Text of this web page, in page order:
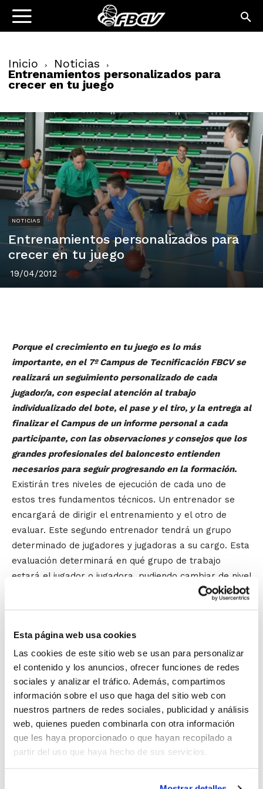
Esta página web usa cookies
Las cookies de este sitio web se usan para personalizar
el contenido y los anuncios, ofrecer funciones de redes
sociales y analizar el tráfico. Además, compartimos
información sobre el uso que haga del sitio web con
nuestros partners de redes sociales, publicidad y análisis
web, quienes pueden combinarla con otra información
que les haya proporcionado o que hayan recopilado a
partir del uso que haya hecho de sus servicios.
Inicio Noticias
Entrenamientos personalizados para
crecer en tu juego
NOTICIAS
Entrenamientos personalizados para
crecer en tu juego
19/04/2012
Porque el crecimiento en tu juego es lo más
importante, en el 7º Campus de Tecnificación FBCV se
realizará un seguimiento personalizado de cada
jugador/a, con especial atención al trabajo
individualizado del bote, el pase y el tiro, y la entrega al
finalizar el Campus de un informe personal a cada
participante, con las observaciones y consejos que los
grandes profesionales del baloncesto entienden
necesarios para seguir progresando en la formación.
Existirán tres niveles de ejecución de cada uno de
estos tres fundamentos técnicos. Un entrenador se
encargará de dirigir el entrenamiento y el otro de
evaluar. Este segundo entrenador tendrá un grupo
determinado de jugadores y jugadoras a su cargo. Esta
evaluación determinará en qué grupo de trabajo
estará el jugador o jugadora, pudiendo cambiar de nivel
las tardes estarán dedicadas al desarrollo de
contenidos tácticos, completando así una formación
integral que garantiza la progresión de los
jugadores/as en su juego.
El 7º Campus de Tecnificación se va a celebrar en tres
turnos diferentes en función de la edad:
Campus de Tecnificación Minibasket –